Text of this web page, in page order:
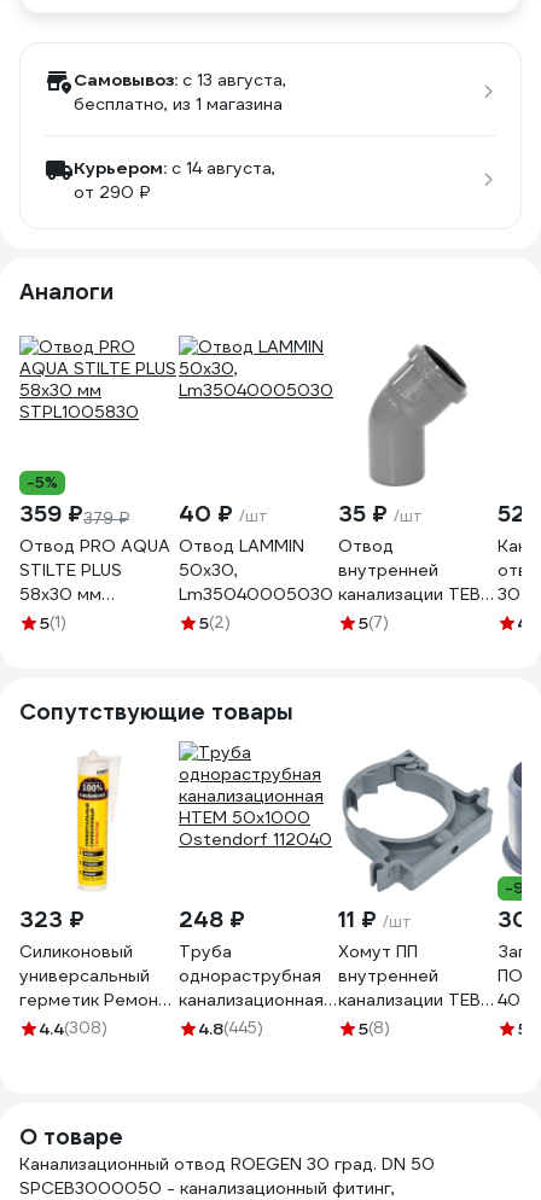
Самовывоз: c 13 августа,
бесплатно, из 1 магазина
Курьером: c 14 августа,
от 290 ₽
Аналоги
-5%
359 ₽379 ₽
Отвод PRO AQUA
STILTE PLUS
58x30 мм
STPL1005830
5(1)
40 ₽ /шт
Отвод LAMMIN
50x30,
Lm35040005030
5(2)
35 ₽ /шт
Отвод
внутренней
канализации TEBO
ПП 50, 30 гр
5(7)
52
30
4.8
Сопутствующие товары
323 ₽
Силиконовый
универсальный
герметик Ремонт
на 100%
4.4(308)
248 ₽
Труба
однораструбная
канализационная
HTEM 50х1000
4.8(445)
11 ₽ /шт
Хомут ПП
внутренней
канализации TEBO
50 с защелкой
5(8)
-9%
30
5
О товаре
Канализационный отвод ROEGEN 30 град. DN 50
SPCEB3000050 - канализационный фитинг,